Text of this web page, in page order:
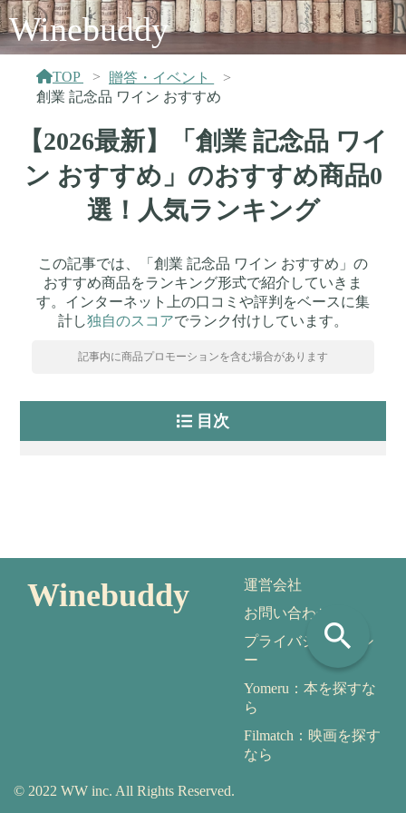
Winebuddy
TOP
贈答・イベント
創業 記念品 ワイン おすすめ
【2026最新】「創業 記念品 ワイ
ン おすすめ」のおすすめ商品0
選！人気ランキング
この記事では、「創業 記念品 ワイン おすすめ」の
おすすめ商品をランキング形式で紹介していきま
す。インターネット上の口コミや評判をベースに集
計し独自のスコアでランク付けしています。
記事内に商品プロモーションを含む場合があります
目次
search
Winebuddy
運営会社
お問い合わせ
プライバシーポリシ
ー
Yomeru：本を探すな
ら
Filmatch：映画を探す
なら
© 2022 WW inc. All Rights Reserved.